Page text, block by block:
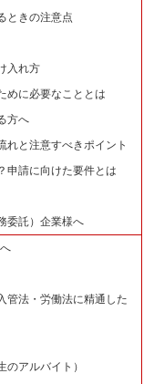
ときの注意点
入れ方
めに必要なこととは
方へ
れと注意すべきポイント
申請に向けた要件とは
委託）企業様へ
管法・労働法に精通した
アルバイト）